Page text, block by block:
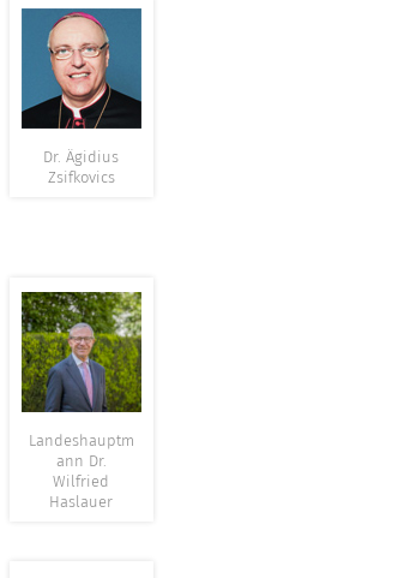
Dr. Ägidius
Zsifkovics
Landeshauptm
ann Dr.
Wilfried
Haslauer